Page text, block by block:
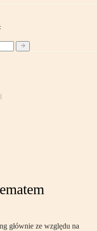
głównie ze względu na